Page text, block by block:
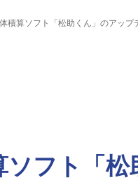
積算ソフト「松助くん」のアップ
ソフト「